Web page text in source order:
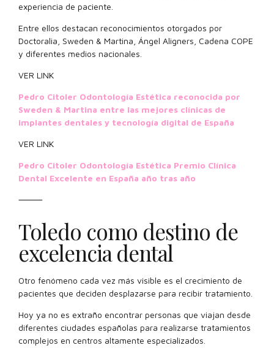
experiencia de paciente.
Entre ellos destacan reconocimientos otorgados por
Doctoralia, Sweden & Martina, Ángel Aligners, Cadena COPE
y diferentes medios nacionales.
VER LINK
Pedro Citoler Odontología Estética reconocida por
Sweden & Martina entre las mejores clínicas de
implantes dentales y tecnología digital de España
VER LINK
Pedro Citoler Odontología Estética Premio Clínica
Dental Excelente en España año tras año
⸻
Toledo como destino de
excelencia dental
Otro fenómeno cada vez más visible es el crecimiento de
pacientes que deciden desplazarse para recibir tratamiento.
Hoy ya no es extraño encontrar personas que viajan desde
diferentes ciudades españolas para realizarse tratamientos
complejos en centros altamente especializados.